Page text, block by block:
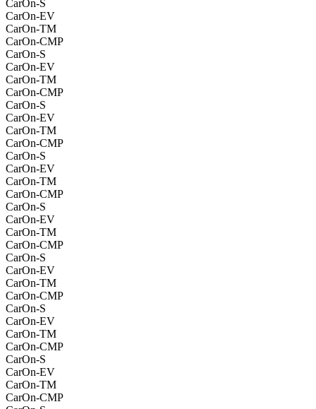
CarOn-S
CarOn-EV
CarOn-TM
CarOn-CMP
CarOn-S
CarOn-EV
CarOn-TM
CarOn-CMP
CarOn-S
CarOn-EV
CarOn-TM
CarOn-CMP
CarOn-S
CarOn-EV
CarOn-TM
CarOn-CMP
CarOn-S
CarOn-EV
CarOn-TM
CarOn-CMP
CarOn-S
CarOn-EV
CarOn-TM
CarOn-CMP
CarOn-S
CarOn-EV
CarOn-TM
CarOn-CMP
CarOn-S
CarOn-EV
CarOn-TM
CarOn-CMP